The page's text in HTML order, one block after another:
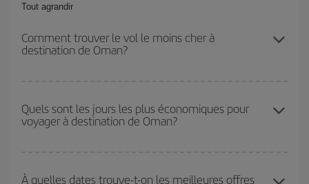
Tout agrandir
Comment trouver le vol le moins cher à
destination de Oman?
bas en évitant les hautes saisons, en achetant à l'avance et en
restant flexible sur les dates et les horaires de votre aller-retour. Si
Quels sont les jours les plus économiques pour
voyager à destination de Oman?
vous suffit de lancer une recherche dans notre
moteur de
À quelles dates trouve-t-on les meilleures offres